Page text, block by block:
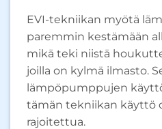
EVI-tekniikan myötä
paremmin kestämään
mikä teki niistä
joilla on kylmä ilmasto.
lämpöpumppujen
tämän tekniikan käyttö
rajoitettua.